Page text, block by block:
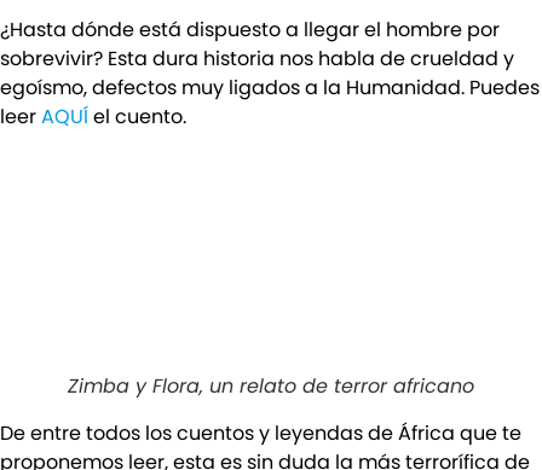
¿Hasta dónde está dispuesto a llegar el hombre por
sobrevivir? Esta dura historia nos habla de crueldad y
egoísmo, defectos muy ligados a la Humanidad. Puedes
leerAQUÍel cuento.
Zimba y Flora, un relato de terror africano
De entre todos los cuentos y leyendas de África que te
proponemos leer, esta es sin duda la más terrorífica de